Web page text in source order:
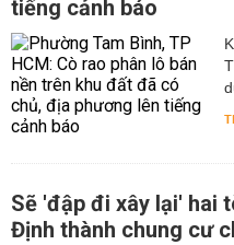
tiếng cảnh báo
Sẽ 'đập đi xây lại' hai
Định thành chung cư